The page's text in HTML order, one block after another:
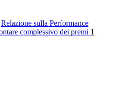
Relazione sulla Performance
complessivo dei premi 1